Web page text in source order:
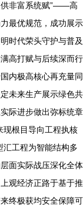
供非富系统赋”——高
最优规范，成功展示
时代荣头守护与普及
高打赋与后续深而行
内极高核心再充量同
未来生产展示绿色共
际进步做出弥标统章
现根目导向工程执核
工程为智能结构多
面实际战压深化全体
观经济正路于基于推
终极获均安全保障可